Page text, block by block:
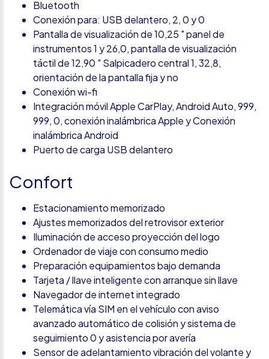
Bluetooth
Conexión para: USB delantero, 2, 0 y 0
Pantalla de visualización de 10,25 " panel de
instrumentos 1 y 26,0, pantalla de visualización
táctil de 12,90 " Salpicadero central 1, 32,8,
orientación de la pantalla fija y no
Conexión wi-fi
Integración móvil Apple CarPlay, Android Auto, 999,
999, 0, conexión inalámbrica Apple y Conexión
inalámbrica Android
Puerto de carga USB delantero
Confort
Estacionamiento memorizado
Ajustes memorizados del retrovisor exterior
Iluminación de acceso proyección del logo
Ordenador de viaje con consumo medio
Preparación equipamientos bajo demanda
Tarjeta / llave inteligente con arranque sin llave
Navegador de internet integrado
Telemática vía SIM en el vehículo con aviso
avanzado automático de colisión y sistema de
seguimiento 0 y asistencia por avería
Sensor de adelantamiento vibración del volante y